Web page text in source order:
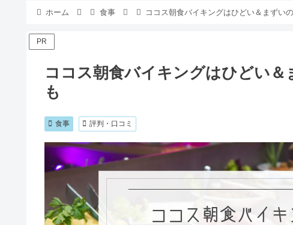
ホーム 食事 ココス朝食バイキングはひどい＆まずい
PR
ココス朝食バイキングはひどい
も